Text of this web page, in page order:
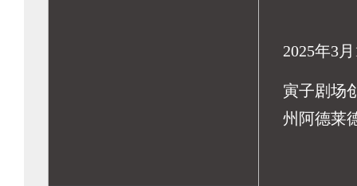
2025年3
寅子剧场
州阿德莱